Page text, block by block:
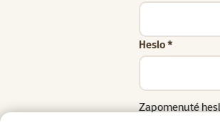
Heslo *
Zapomenuté